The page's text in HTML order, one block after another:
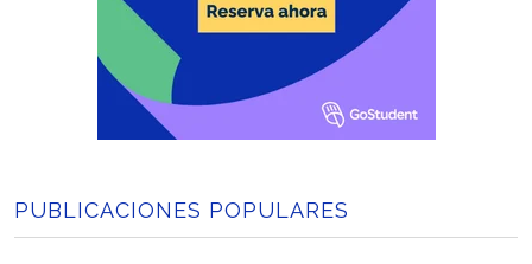
PUBLICACIONES POPULARES